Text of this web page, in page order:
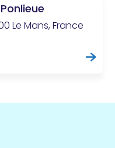
Le Mans, France